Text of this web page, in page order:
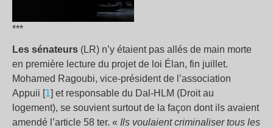
***
Les sénateurs (LR) n’y étaient pas allés de main morte
en première lecture du projet de loi Élan, fin juillet.
Mohamed Ragoubi, vice-président de l’association
Appuii [1] et responsable du Dal-HLM (Droit au
logement), se souvient surtout de la façon dont ils avaient
amendé l’article 58 ter. « Ils voulaient criminaliser tous les